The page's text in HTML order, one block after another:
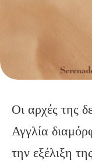
Οι αρχές της
Αγγλία
την εξέλιξη